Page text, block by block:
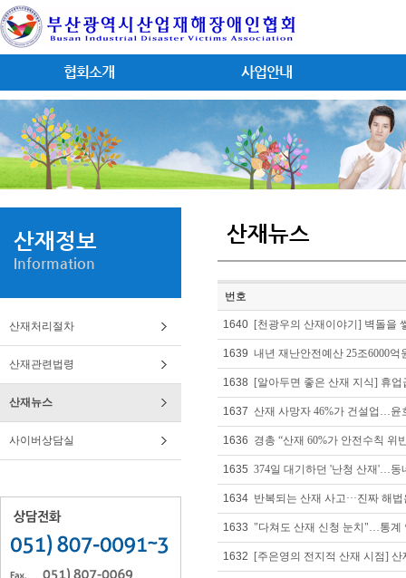
협회소개 사업안내
산재정보
Information
산재처리절차
산재관련법령
산재뉴스
사이버상담실
산재뉴스
번호
1640 [천광우의 산재이야기] 벽돌을
1639 내년 재난안전예산 25조6000
1638 [알아두면 좋은 산재 지식] 휴
1637 산재 사망자 46%가 건설업…윤
1636 경총 “산재 60%가 안전수칙
1635 374일 대기하던 '난청 산재'…동
1634 반복되는 산재 사고···진짜 해
1633 "다쳐도 산재 신청 눈치"…통계
1632 [주은영의 전지적 산재 시점]